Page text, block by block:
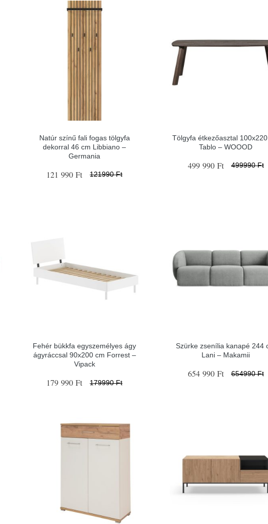
Natúr színű fali fogas tölgyfa
dekorral 46 cm Libbiano –
Germania
121 990 Ft 121990 Ft
Tölgyfa étkezőasztal
Tablo – WOOOD
499 990 Ft 499990 Ft
Fehér bükkfa egyszemélyes ágy
ágyráccsal 90x200 cm Forrest –
Vipack
179 990 Ft 179990 Ft
Szürke zsenília kanapé 244
Lani – Makamii
654 990 Ft 654990 Ft